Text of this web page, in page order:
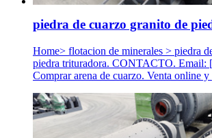
piedra de cuarzo granito de
Home> flotacion de minerales > piedra
piedra trituradora. CONTACTO. Email:
Comprar arena de cuarzo. Venta online y